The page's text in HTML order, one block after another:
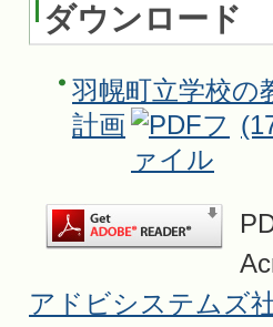
ダウンロード
羽幌町立学校の
計画
アドビシステムズ